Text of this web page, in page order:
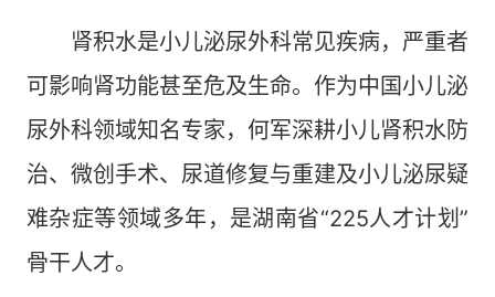
肾积水是小儿泌尿外科常见疾病，严重者
可影响肾功能甚至危及生命。作为中国小儿泌
尿外科领域知名专家，何军深耕小儿肾积水防
治、微创手术、尿道修复与重建及小儿泌尿疑
难杂症等领域多年，是湖南省“225人才计划”
骨干人才。